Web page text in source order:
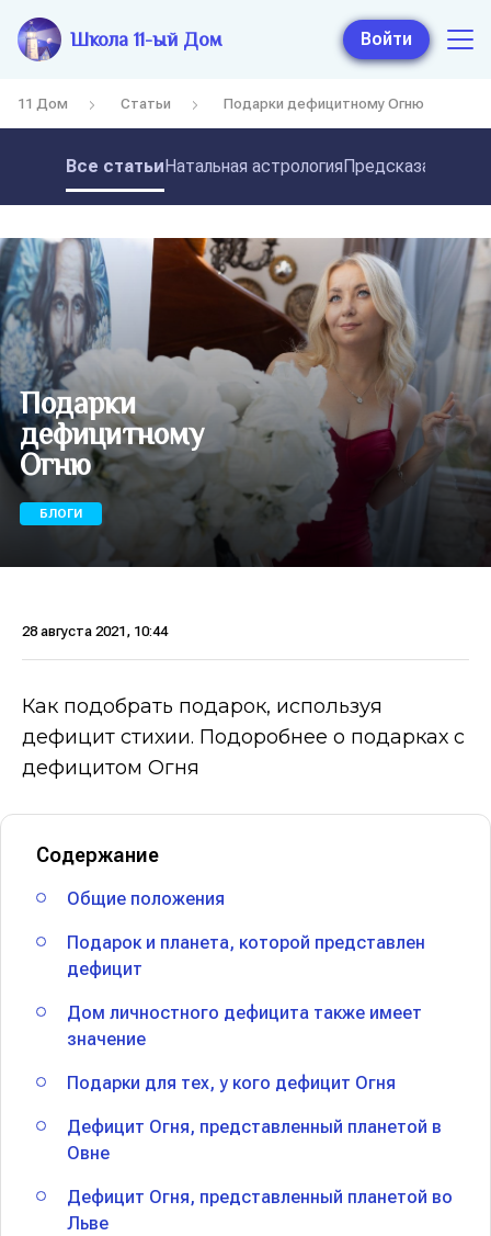
Школа 11-ый Дом Войти
11 Дом Статьи Подарки дефицитному Огню
Все статьиНатальная астрология
Подарки
дефицитному
Огню
БЛОГИ
28 августа 2021, 10:44
Как подобрать подарок, используя
дефицит стихии. Подоробнее о подарках с
дефицитом Огня
Содержание
Общие положения
Подарок и планета, которой представлен
дефицит
Дом личностного дефицита также имеет
значение
Подарки для тех, у кого дефицит Огня
Дефицит Огня, представленный планетой в
Овне
Дефицит Огня, представленный планетой во
Льве